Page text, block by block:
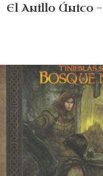
El Anillo Único